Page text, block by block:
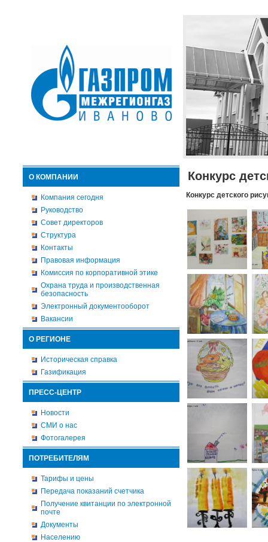
О КОМПАНИИ
Компания сегодня
Руководство
Совет директоров
Структура
Контакты
Правовая информация
Комиссия по корпоративной этике
Охрана труда и производственная
безопасность
Электронный документооборот
Вакансии
О РЕГИОНЕ
Историческая справка
Газификация
ПРЕСС-ЦЕНТР
Новости
СМИ о нас
Фотогалерея
ПОТРЕБИТЕЛЯМ
Тарифы и цены
Передача показаний счетчика
Получение квитанции по электронной
почте
Документы
Населению
Конкурс
Конкурс детского